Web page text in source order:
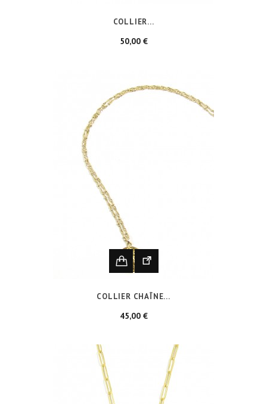
COLLIER...
50,00 €Prix
COLLIER CHAÎNE...
45,00 €Prix